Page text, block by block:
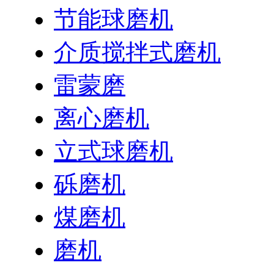
节能球磨机
介质搅拌式磨机
雷蒙磨
离心磨机
立式球磨机
砾磨机
煤磨机
磨机